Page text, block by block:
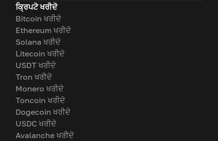
ਕ੍ਰਿਪਟੋ ਖਰੀਦੋ
Bitcoin ਖਰੀਦੋ
Ethereum ਖਰੀਦੋ
Solana ਖਰੀਦੋ
Litecoin ਖਰੀਦੋ
USDT ਖਰੀਦੋ
Tron ਖਰੀਦੋ
Monero ਖਰੀਦੋ
Toncoin ਖਰੀਦੋ
Dogecoin ਖਰੀਦੋ
USDC ਖਰੀਦੋ
Avalanche ਖਰੀਦੋ